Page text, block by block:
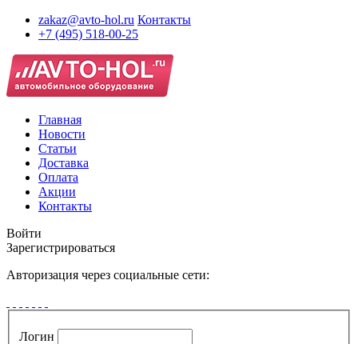
zakaz@avto-hol.ru Контакты
+7 (495) 518-00-25
Главная
Новости
Статьи
Доставка
Оплата
Акции
Контакты
Войти
Зарегистрироваться
Авторизация через социальные сети:
Логин